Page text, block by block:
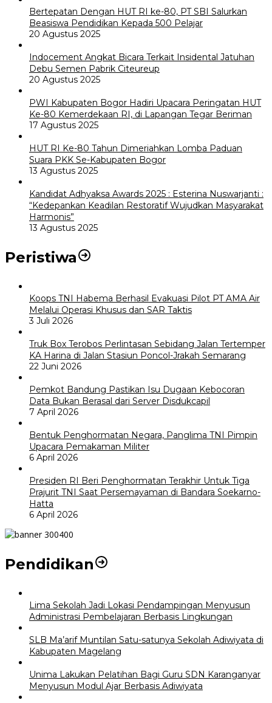
Bertepatan Dengan HUT RI ke-80, PT SBI Salurkan
Beasiswa Pendidikan Kepada 500 Pelajar
20 Agustus 2025
Indocement Angkat Bicara Terkait Insidental Jatuhan
Debu Semen Pabrik Citeureup
20 Agustus 2025
PWI Kabupaten Bogor Hadiri Upacara Peringatan HUT
Ke-80 Kemerdekaan RI, di Lapangan Tegar Beriman
17 Agustus 2025
HUT RI Ke-80 Tahun Dimeriahkan Lomba Paduan
Suara PKK Se-Kabupaten Bogor
13 Agustus 2025
Kandidat Adhyaksa Awards 2025 : Esterina Nuswarjanti :
“Kedepankan Keadilan Restoratif Wujudkan Masyarakat
Harmonis”
13 Agustus 2025
Peristiwa
Koops TNI Habema Berhasil Evakuasi Pilot PT AMA Air
Melalui Operasi Khusus dan SAR Taktis
3 Juli 2026
Truk Box Terobos Perlintasan Sebidang Jalan Tertemper
KA Harina di Jalan Stasiun Poncol-Jrakah Semarang
22 Juni 2026
Pemkot Bandung Pastikan Isu Dugaan Kebocoran
Data Bukan Berasal dari Server Disdukcapil
7 April 2026
Bentuk Penghormatan Negara, Panglima TNI Pimpin
Upacara Pemakaman Militer
6 April 2026
Presiden RI Beri Penghormatan Terakhir Untuk Tiga
Prajurit TNI Saat Persemayaman di Bandara Soekarno-
Hatta
6 April 2026
Pendidikan
Lima Sekolah Jadi Lokasi Pendampingan Menyusun
Administrasi Pembelajaran Berbasis Lingkungan
SLB Ma’arif Muntilan Satu-satunya Sekolah Adiwiyata di
Kabupaten Magelang
Unima Lakukan Pelatihan Bagi Guru SDN Karanganyar
Menyusun Modul Ajar Berbasis Adiwiyata